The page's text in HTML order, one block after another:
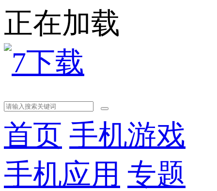
正在加载
首页 手机游戏
手机应用 专题